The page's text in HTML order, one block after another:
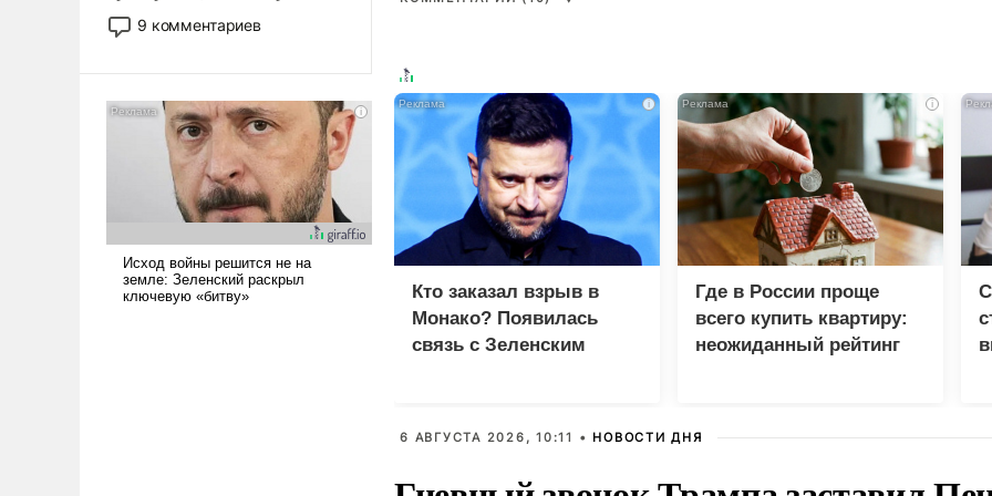
двигаемся по пути
революционных изменений.
псевдонаучной фантастики,
стало всерьез обсуждаемой
9 комментариев
i
Кто заказал взрыв в
Монако? Появилась
связь с Зеленским
i
Где в России проще
всего купить квартиру:
неожиданный рейтинг
6 АВГУСТА 2026, 10:11 • НОВОСТИ ДНЯ